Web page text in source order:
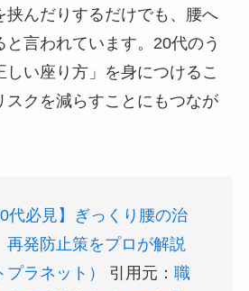
挟んだりするだけでも、腰へ
言われています。20代のう
い座り方」を身につけるこ
スクを減らすことにもつなが
代必見】ぎっくり腰の治
再発防止策をプロが解説
プラネット）
引用元： 職